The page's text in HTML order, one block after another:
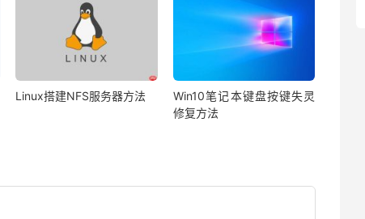
Linux搭建NFS服务器方法
Win10笔记本键盘按键失灵
修复方法